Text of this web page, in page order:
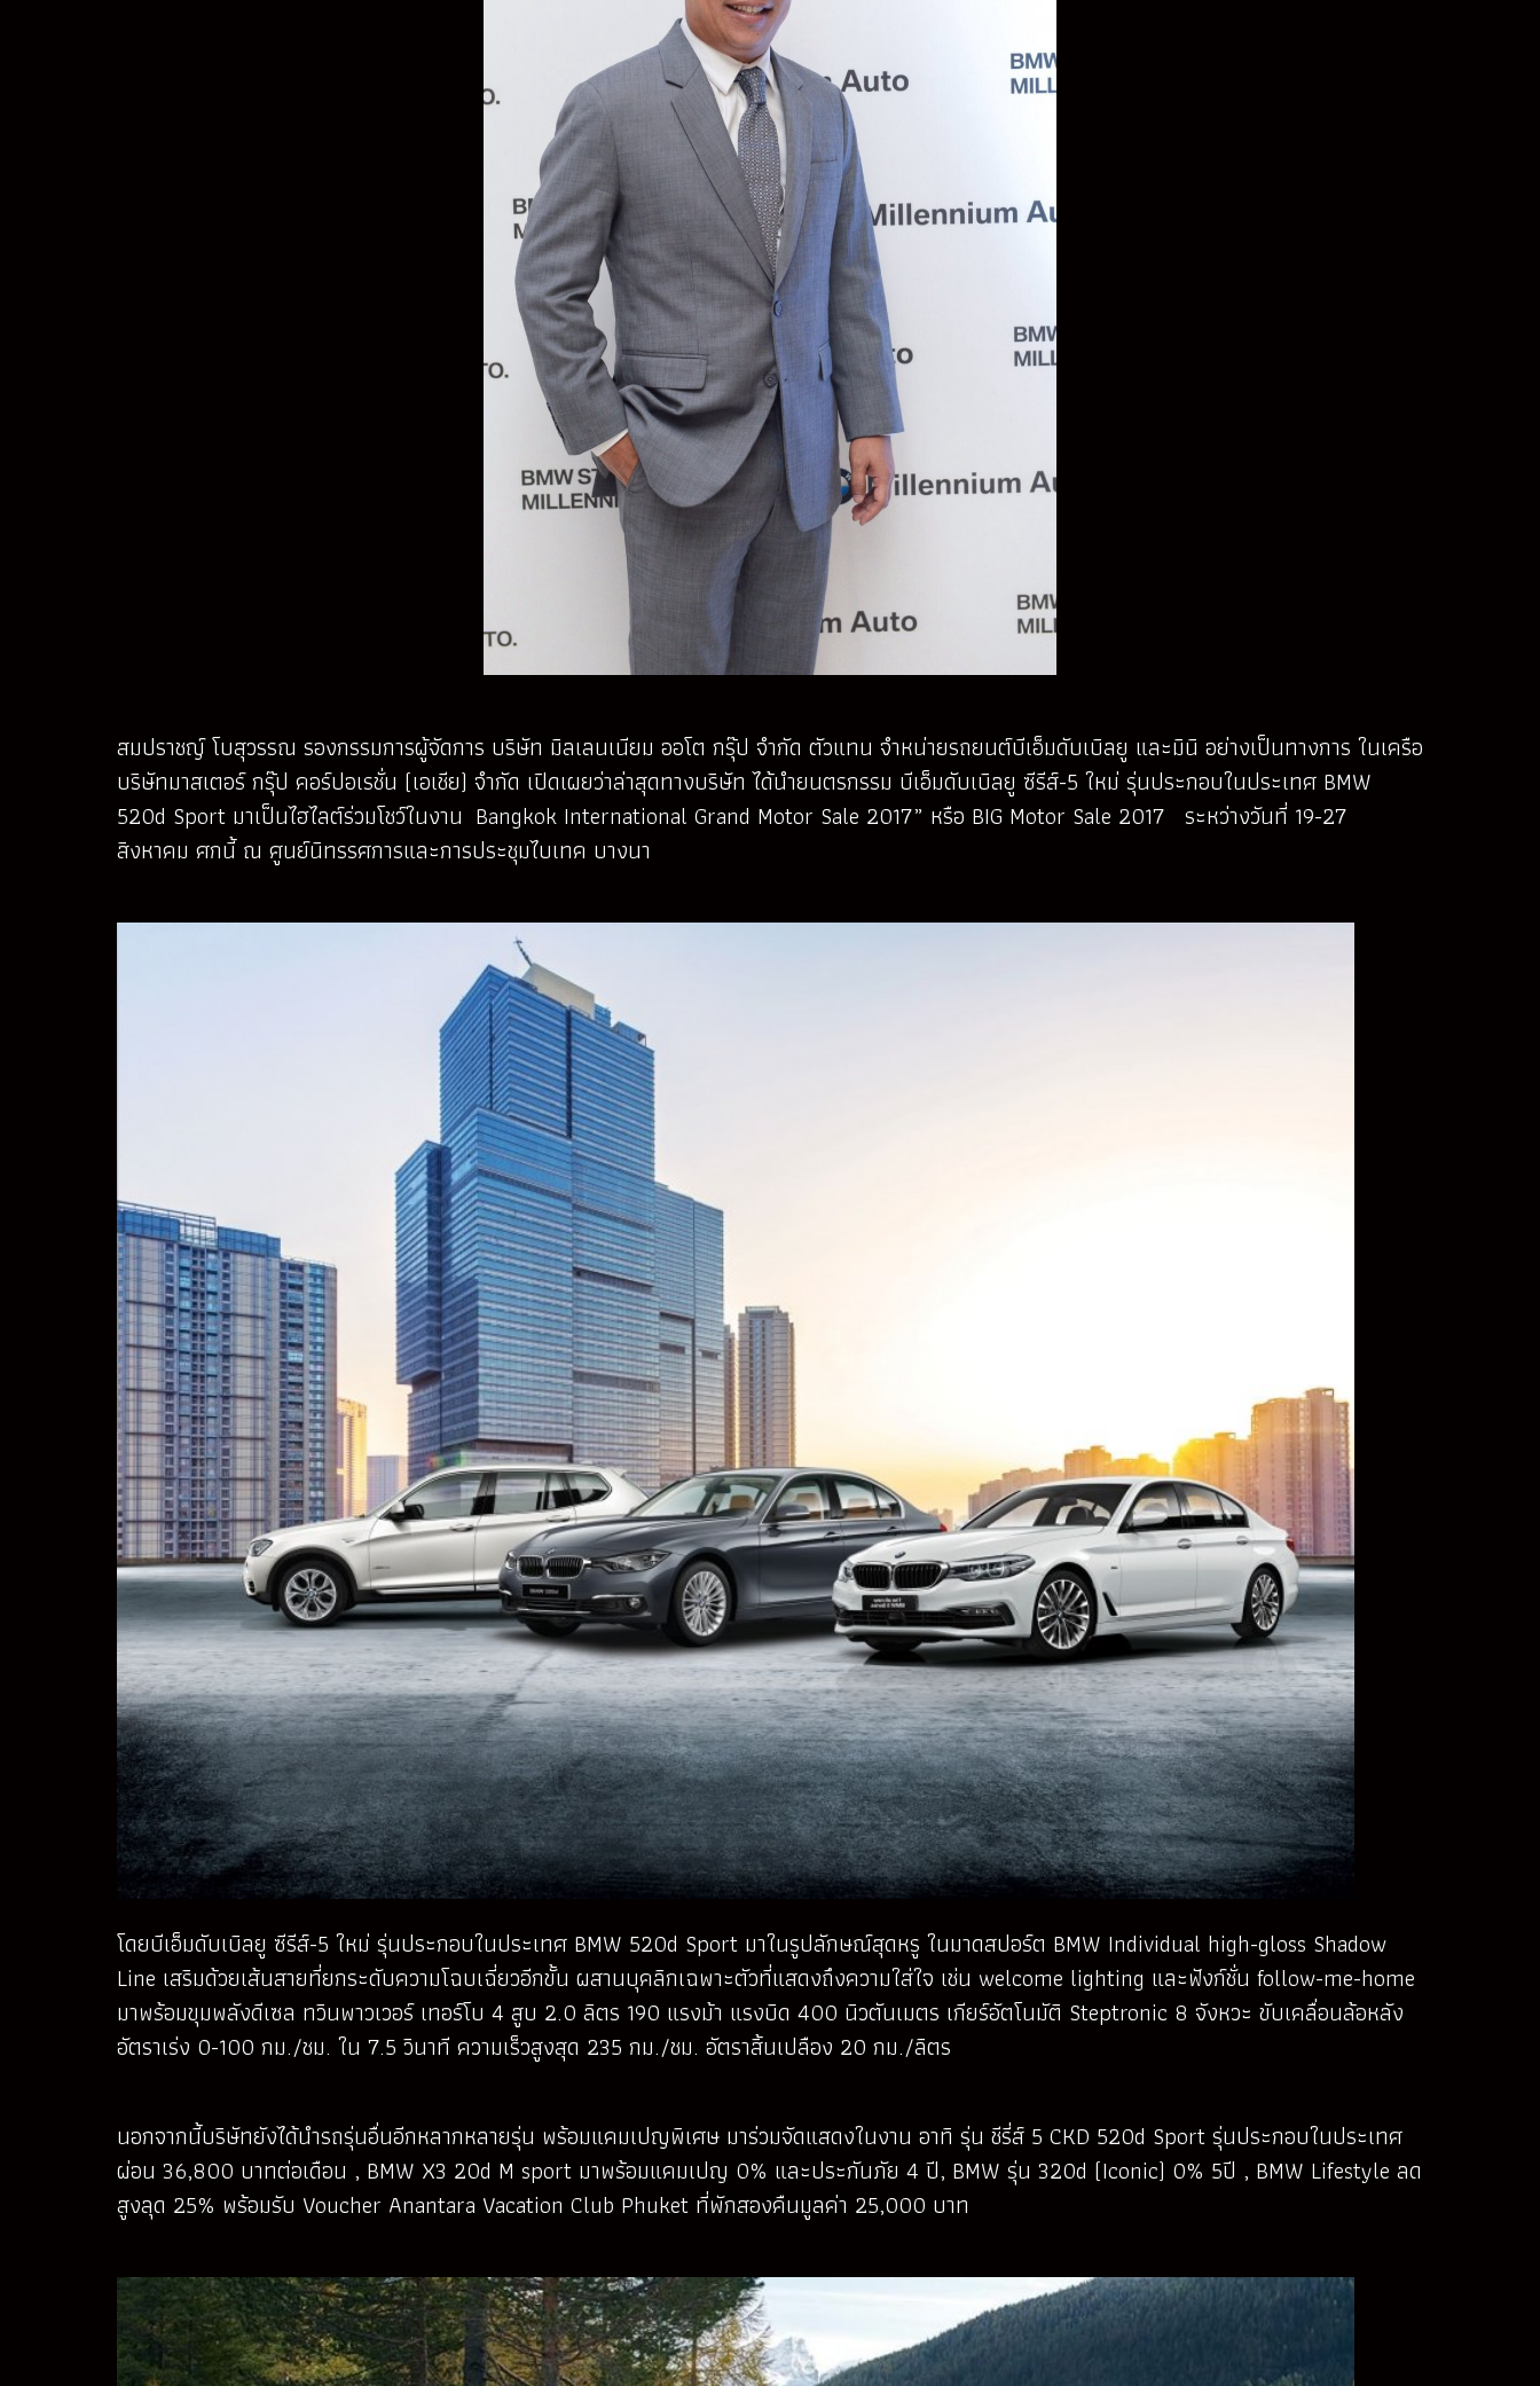
สมปราชญ์ โบสุวรรณ รองกรรมการผู้จัดการ บริษัท มิลเลนเนียม ออโต กรุ๊ป จำกัด ตัวแทน จำหน่ายรถยนต์บีเอ็มดับเบิลยู และมินิ อย่างเป็นทางการ ในเครือ
บริษัทมาสเตอร์ กรุ๊ป คอร์ปอเรชั่น (เอเชีย) จำกัด เปิดเผยว่าล่าสุดทางบริษัท ได้นำยนตรกรรม บีเอ็มดับเบิลยู ซีรีส์-5 ใหม่ รุ่นประกอบในประเทศ BMW
520d Sport มาเป็นไฮไลต์ร่วมโชว์ในงาน Bangkok International Grand Motor Sale 2017” หรือ BIG Motor Sale 2017 ระหว่างวันที่ 19-27
สิงหาคม ศกนี้ ณ ศูนย์นิทรรศการและการประชุมไบเทค บางนา
โดยบีเอ็มดับเบิลยู ซีรีส์-5 ใหม่ รุ่นประกอบในประเทศ BMW 520d Sport มาในรูปลักษณ์สุดหรู ในมาดสปอร์ต BMW Individual high-gloss Shadow
Line เสริมด้วยเส้นสายที่ยกระดับความโฉบเฉี่ยวอีกขั้น ผสานบุคลิกเฉพาะตัวที่แสดงถึงความใส่ใจ เช่น welcome lighting และฟังก์ชั่น follow-me-home
มาพร้อมขุมพลังดีเซล ทวินพาวเวอร์ เทอร์โบ 4 สูบ 2.0 ลิตร 190 แรงม้า แรงบิด 400 นิวตันเมตร เกียร์อัตโนมัติ Steptronic 8 จังหวะ ขับเคลื่อนล้อหลัง
อัตราเร่ง 0-100 กม./ชม. ใน 7.5 วินาที ความเร็วสูงสุด 235 กม./ชม. อัตราสิ้นเปลือง 20 กม./ลิตร
นอกจากนี้บริษัทยังได้นำรถรุ่นอื่นอีกหลากหลายรุ่น พร้อมแคมเปญพิเศษ มาร่วมจัดแสดงในงาน อาทิ รุ่น ชีรี่ส์ 5 CKD 520d Sport รุ่นประกอบในประเทศ
ผ่อน 36,800 บาทต่อเดือน , BMW X3 20d M sport มาพร้อมแคมเปญ 0% และประกันภัย 4 ปี, BMW รุ่น 320d (Iconic) 0% 5ปี , BMW Lifestyle ลด
สูงลุด 25% พร้อมรับ Voucher Anantara Vacation Club Phuket ที่พักสองคืนมูลค่า 25,000 บาท